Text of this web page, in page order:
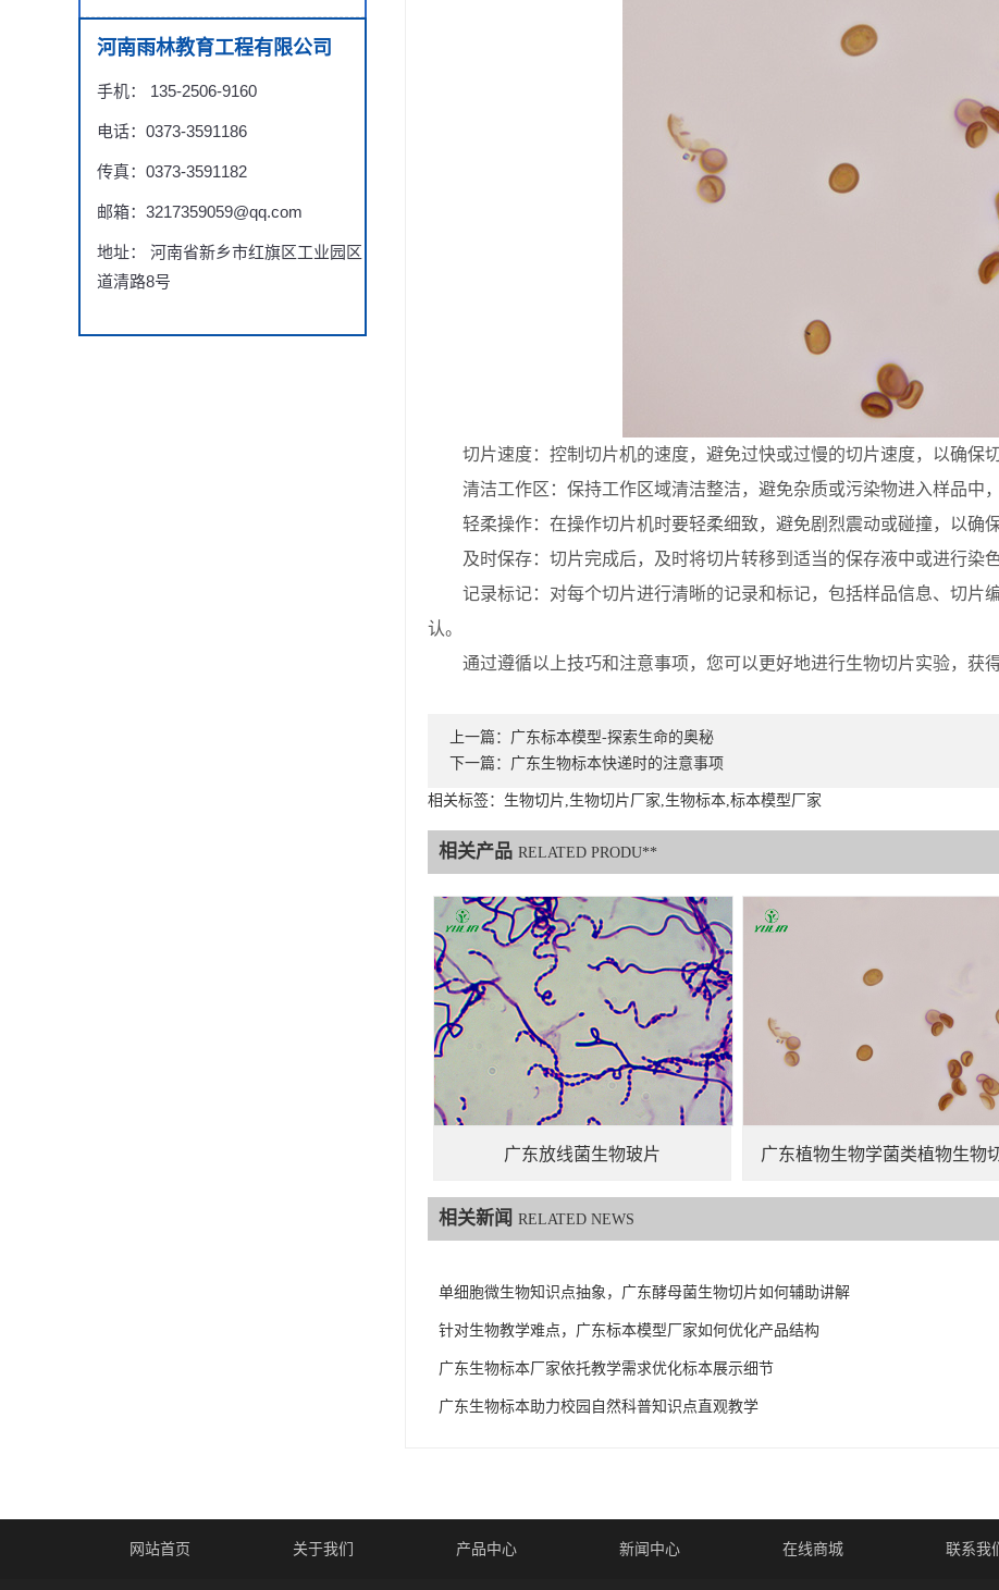
河南雨林教育工程有限公司
手机： 135-2506-9160
电话：0373-3591186
传真：0373-3591182
邮箱：3217359059@qq.com
地址： 河南省新乡市红旗区工业园区
道清路8号
切片速度：控制切片机的速度，避免过快或过慢的切片速度，以确保切
清洁工作区：保持工作区域清洁整洁，避免杂质或污染物进入样品中，
轻柔操作：在操作切片机时要轻柔细致，避免剧烈震动或碰撞，以确保
及时保存：切片完成后，及时将切片转移到适当的保存液中或进行染色
记录标记：对每个切片进行清晰的记录和标记，包括样品信息、切片
认。
通过遵循以上技巧和注意事项，您可以更好地进行生物切片实验，获得
上一篇： 广东标本模型-探索生命的奥秘
下一篇： 广东生物标本快递时的注意事项
相关标签：生物切片,生物切片厂家,生物标本,标本模型厂家
相关产品 RELATED PRODU**
广东放线菌生物玻片 广东植物生物学菌类植物生物
相关新闻 RELATED NEWS
单细胞微生物知识点抽象，广东酵母菌生物切片如何辅助讲解
针对生物教学难点，广东标本模型厂家如何优化产品结构
广东生物标本厂家依托教学需求优化标本展示细节
广东生物标本助力校园自然科普知识点直观教学
网站首页 关于我们 产品中心 新闻中心 在线商城 联系我